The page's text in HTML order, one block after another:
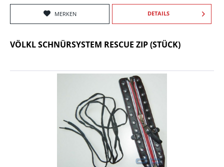
MERKEN DETAILS
VÖLKL SCHNÜRSYSTEM RESCUE ZIP (STÜCK)